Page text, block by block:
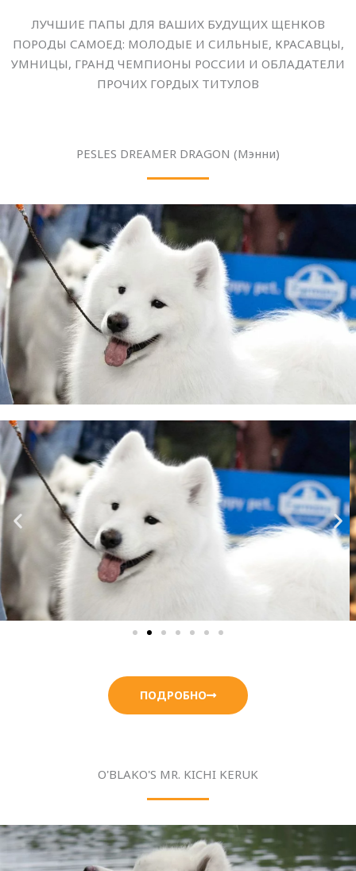
ЛУЧШИЕ ПАПЫ ДЛЯ ВАШИХ БУДУЩИХ ЩЕНКОВ
ПОРОДЫ САМОЕД: МОЛОДЫЕ И СИЛЬНЫЕ, КРАСАВЦЫ,
УМНИЦЫ, ГРАНД ЧЕМПИОНЫ РОССИИ И ОБЛАДАТЕЛИ
ПРОЧИХ ГОРДЫХ ТИТУЛОВ
PESLES DREAMER DRAGON (Мэнни)
ПОДРОБНО
O'BLAKO'S MR. KICHI KERUK